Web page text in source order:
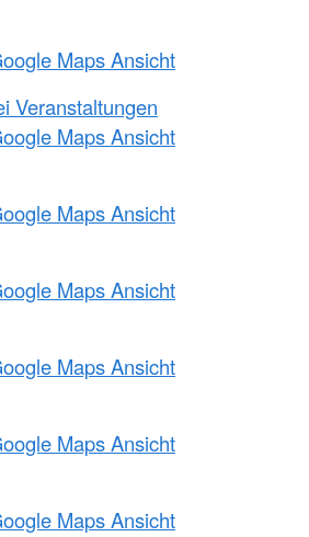
Maps Ansicht
Veranstaltungen
Maps Ansicht
Maps Ansicht
Maps Ansicht
Maps Ansicht
Maps Ansicht
Maps Ansicht